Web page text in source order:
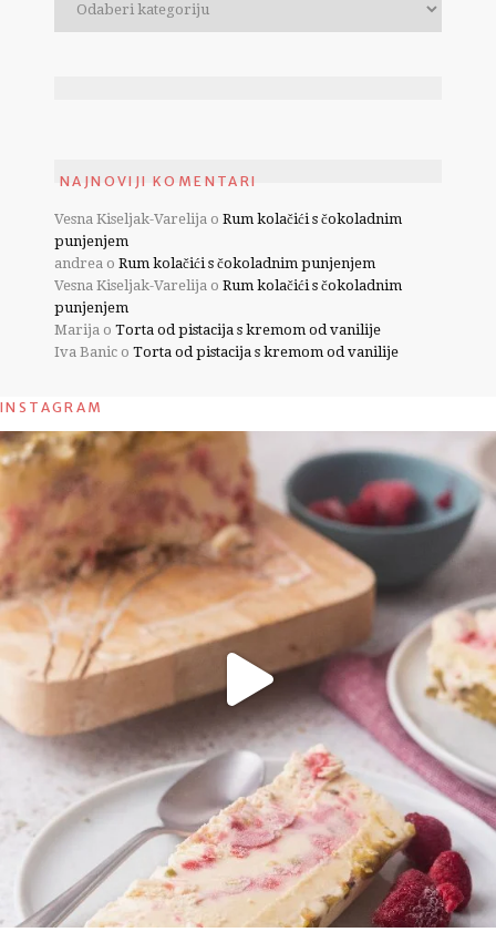
NAJNOVIJI KOMENTARI
Vesna Kiseljak-Varelija o Rum kolačići s čokoladnim
punjenjem
andrea o Rum kolačići s čokoladnim punjenjem
Vesna Kiseljak-Varelija o Rum kolačići s čokoladnim
punjenjem
Marija o Torta od pistacija s kremom od vanilije
Iva Banic o Torta od pistacija s kremom od vanilije
INSTAGRAM